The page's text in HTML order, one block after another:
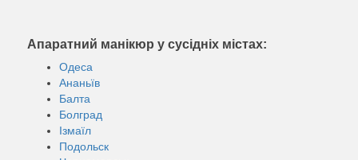
Апаратний манікюр у сусідніх містах:
Одеса
Ананьїв
Балта
Болград
Ізмаїл
Подольск